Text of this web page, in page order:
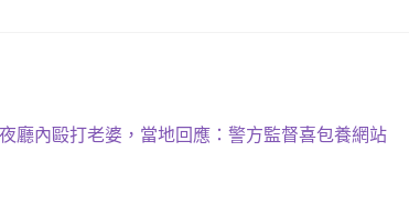
廳內毆打老婆，當地回應：警方監督喜包養網站